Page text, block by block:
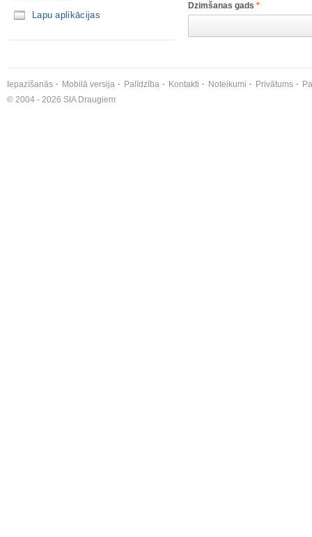
Lapu aplikācijas
Dzimšanas gads *
Iepazīšanās Mobilā versija Palīdzība Kontakti Noteikumi Privātums
© 2004 - 2026 SIA Draugiem